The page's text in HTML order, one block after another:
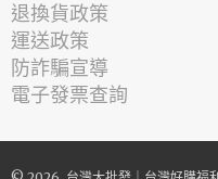
退換貨政策
運送政策
防詐騙宣導
電子發票查詢